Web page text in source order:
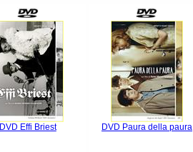
DVD Effi Briest DVD Paura della paura